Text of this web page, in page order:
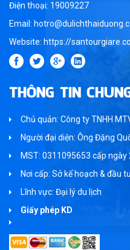
Điện thoại: 19009227
Email:
Website: https://
THÔNG TIN
Chủ quản: Công ty TNHH
Người đại diện: Ông Đặng
MST: 0311095653 cấp
Nơi cấp: Sở kế hoạch & đầu
Lĩnh vực: Đại lý du lịch
Giấy phép KD